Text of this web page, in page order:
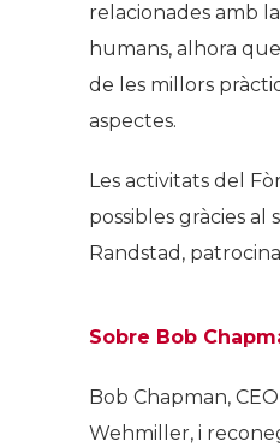
relacionades amb
humans, alhora
de les millors
aspectes.
Les activitats del
possibles gràcies al
Randstad,
Sobre Bob
Bob Chapman,
Wehmiller, i